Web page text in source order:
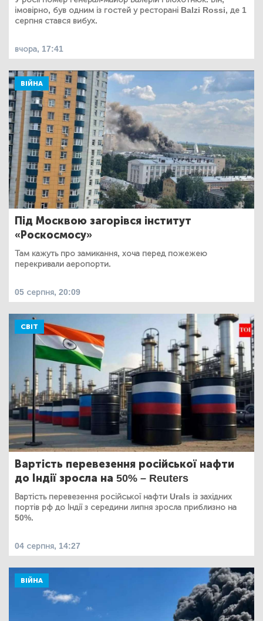
імовірно, був одним із гостей у ресторані Balzi Rossi, де 1
серпня стався вибух.
вчора, 17:41
ВІЙНА
Під Москвою загорівся інститут
«Роскосмосу»
Там кажуть про замикання, хоча перед пожежею
перекривали аеропорти.
05 серпня, 20:09
СВІТ
Вартість перевезення російської нафти
до Індії зросла на 50% – Reuters
Вартість перевезення російської нафти Urals із західних
портів рф до Індії з середини липня зросла приблизно на
50%.
04 серпня, 14:27
ВІЙНА